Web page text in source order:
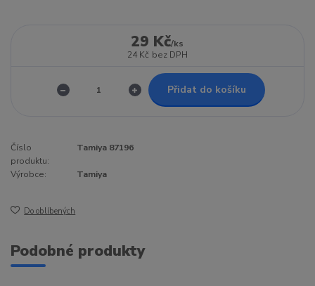
29 Kč/ks
24 Kč bez DPH
Přidat do košíku
Číslo
produktu:
Tamiya 87196
Výrobce: Tamiya
Do oblíbených
Podobné produkty